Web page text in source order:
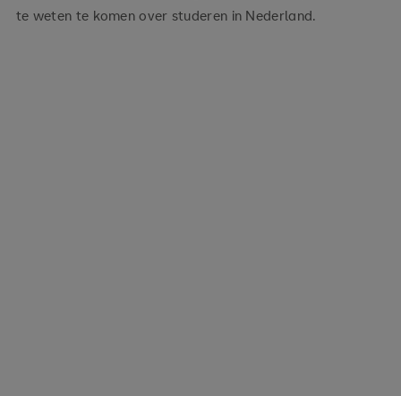
te weten te komen over studeren in Nederland.